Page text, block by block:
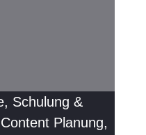
Schulung &
Planung,